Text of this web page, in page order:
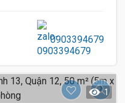
0903394679
1